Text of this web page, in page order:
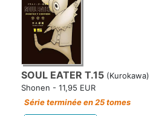
SOUL EATER T.15 (Kurokawa)
Shonen - 11,95 EUR
Série terminée en 25 tomes